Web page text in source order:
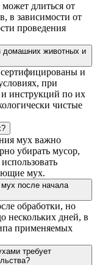
длиться от
в зависимости от
проведения
домашних животных и
и
при
инструкций по их
чистые
мух важно
убирать мусор,
мух.
после начала
обработки, но
нескольких дней, в
применяемых
требует